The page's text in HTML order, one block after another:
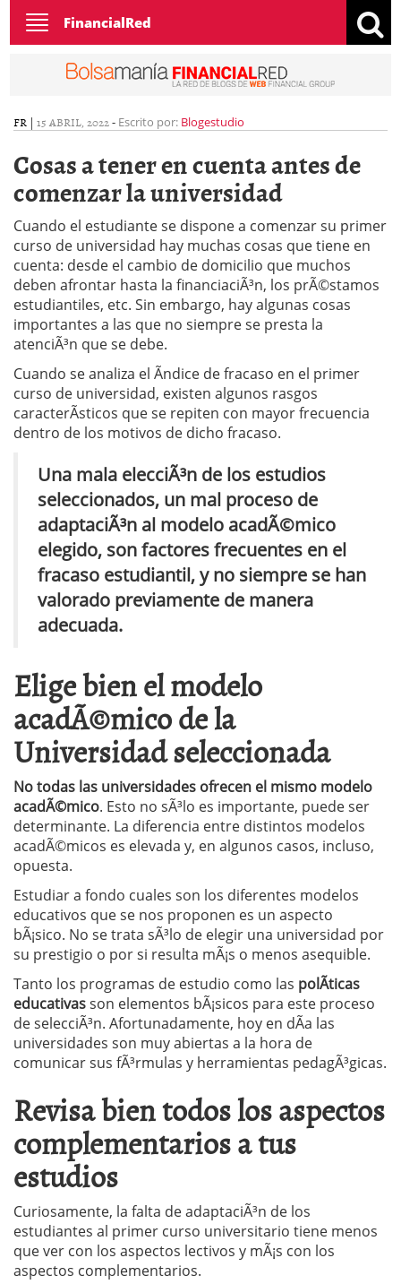
Toggle
navigation
FinancialRed
FR | 15 ABRIL, 2022- Escrito por: Blogestudio
Cosas a tener en cuenta antes de
comenzar la universidad
Cuando el estudiante se dispone a comenzar su primer
curso de universidad hay muchas cosas que tiene en
cuenta: desde el cambio de domicilio que muchos
deben afrontar hasta la financiaciÃ³n, los prÃ©stamos
estudiantiles, etc. Sin embargo, hay algunas cosas
importantes a las que no siempre se presta la
atenciÃ³n que se debe.
Cuando se analiza el Ã­ndice de fracaso en el primer
curso de universidad, existen algunos rasgos
caracterÃ­sticos que se repiten con mayor frecuencia
dentro de los motivos de dicho fracaso.
Una mala elecciÃ³n de los estudios
seleccionados, un mal proceso de
adaptaciÃ³n al modelo acadÃ©mico
elegido, son factores frecuentes en el
fracaso estudiantil, y no siempre se han
valorado previamente de manera
adecuada.
Elige bien el modelo
acadÃ©mico de la
Universidad seleccionada
No todas las universidades ofrecen el mismo modelo
acadÃ©mico. Esto no sÃ³lo es importante, puede ser
determinante. La diferencia entre distintos modelos
acadÃ©micos es elevada y, en algunos casos, incluso,
opuesta.
Estudiar a fondo cuales son los diferentes modelos
educativos que se nos proponen es un aspecto
bÃ¡sico. No se trata sÃ³lo de elegir una universidad por
su prestigio o por si resulta mÃ¡s o menos asequible.
Tanto los programas de estudio como las polÃ­ticas
educativasson elementos bÃ¡sicos para este proceso
de selecciÃ³n. Afortunadamente, hoy en dÃ­a las
universidades son muy abiertas a la hora de
comunicar sus fÃ³rmulas y herramientas pedagÃ³gicas.
Revisa bien todos los aspectos
complementarios a tus
estudios
Curiosamente, la falta de adaptaciÃ³n de los
estudiantes al primer curso universitario tiene menos
que ver con los aspectos lectivos y mÃ¡s con los
aspectos complementarios.